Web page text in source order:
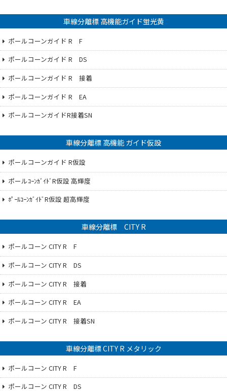
車線分離標 高機能ガイド蛍光黄
ポールコーンガイド R F
ポールコーンガイド R DS
ポールコーンガイド R 接着
ポールコーンガイド R EA
ポールコーンガイドR接着SN
車線分離標 高機能 ガイド仮設
ポールコーンガイド R仮設
ポールｺｰﾝｶﾞｲﾄﾞR仮設 高輝度
ﾎﾟｰﾙｺｰﾝｶﾞｲﾄﾞR仮設 超高輝度
車線分離標 CITY R
ポールコーン CITY R F
ポールコーン CITY R DS
ポールコーン CITY R 接着
ポールコーン CITY R EA
ポールコーン CITY R 接着SN
車線分離標 CITY R メタリック
ポールコーン CITY R F
ポールコーン CITY R DS